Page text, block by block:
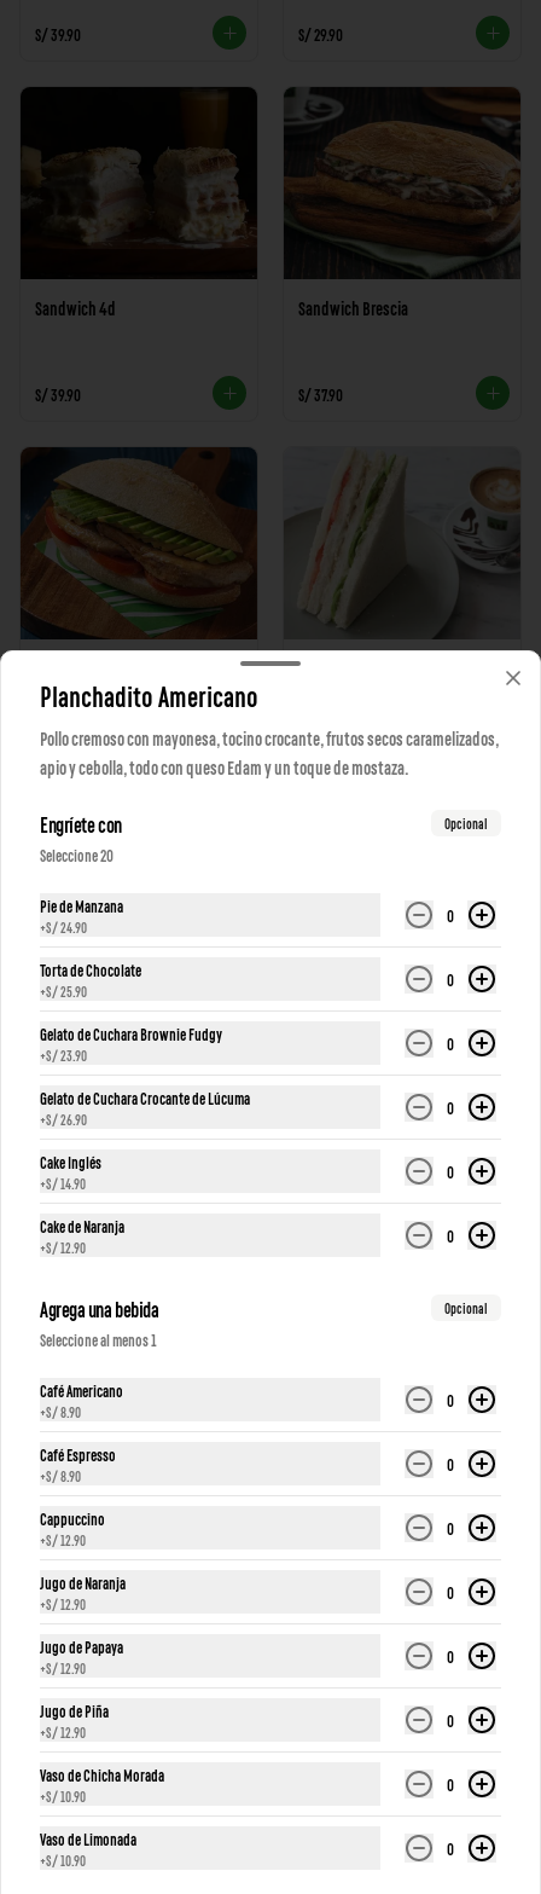
S/ 39.90 S/ 29.90
Sandwich 4d
S/ 39.90
Sandwich Brescia
S/ 37.90
Sandwich triple
S/ 24.90
Sandwich verona
S/ 24.90
Conócenos
Despacho
Trabaja con nosotros
Términos y condiciones
Política de privacidad
Redes sociales
Instagram
Facebook
TikTok
Mi cuenta
Pedir
Planchadito Americano
Pollo cremoso con mayonesa, tocino crocante, frutos secos caramelizados,
apio y cebolla, todo con queso Edam y un toque de mostaza.
Engríete con Opcional
Seleccione 20
Pie de Manzana
+S/ 24.90
0
Torta de Chocolate
+S/ 25.90
0
Gelato de Cuchara Brownie Fudgy
+S/ 23.90
0
Gelato de Cuchara Crocante de Lúcuma
+S/ 26.90
0
Cake Inglés
+S/ 14.90
0
Cake de Naranja
+S/ 12.90
0
Agrega una bebida Opcional
Seleccione al menos 1
Café Americano
+S/ 8.90
0
Café Espresso
+S/ 8.90
0
Cappuccino
+S/ 12.90
0
Jugo de Naranja
+S/ 12.90
0
Jugo de Papaya
+S/ 12.90
0
Jugo de Piña
+S/ 12.90
0
Vaso de Chicha Morada
+S/ 10.90
0
Vaso de Limonada
+S/ 10.90
0